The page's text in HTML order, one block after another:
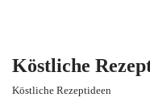
Köstliche
Köstliche Rezeptideen